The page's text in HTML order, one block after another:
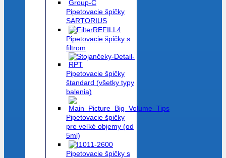
Pipetovacie špičky
SARTORIUS
Pipetovacie špičky s
filtrom
Pipetovacie špičky
štandard (všetky typy
balenia)
Pipetovacie špičky
pre veľké objemy (od
5ml)
Pipetovacie špičky s